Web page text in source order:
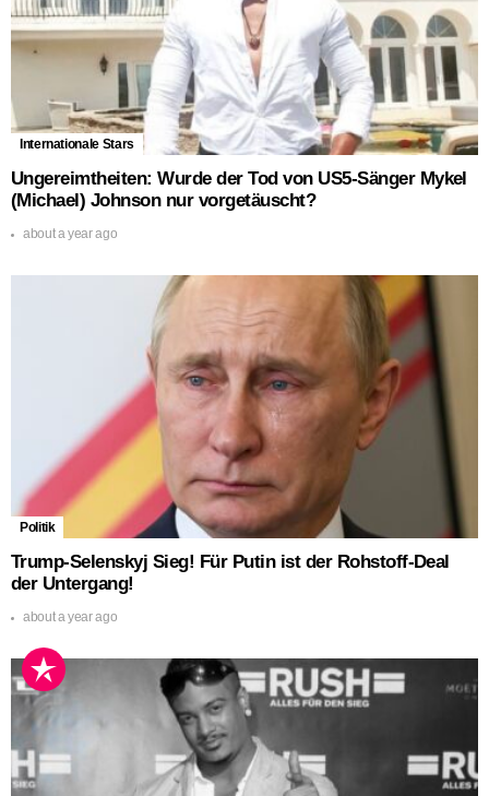
Internationale Stars
Ungereimtheiten: Wurde der Tod von US5-Sänger Mykel
(Michael) Johnson nur vorgetäuscht?
about a year ago
Politik
Trump-Selenskyj Sieg! Für Putin ist der Rohstoff-Deal
der Untergang!
about a year ago